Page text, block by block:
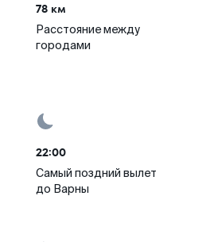
78 км
Расстояние между
городами
22:00
Самый поздний вылет
до Варны